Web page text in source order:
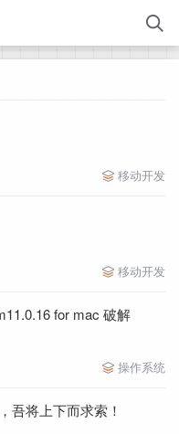
移动开发
移动开发
for mac 破解
操作系统
吾将上下而求索！